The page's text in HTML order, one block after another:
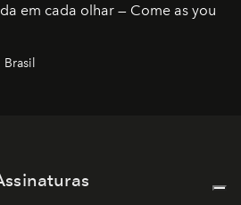
em cada olhar — Come as you